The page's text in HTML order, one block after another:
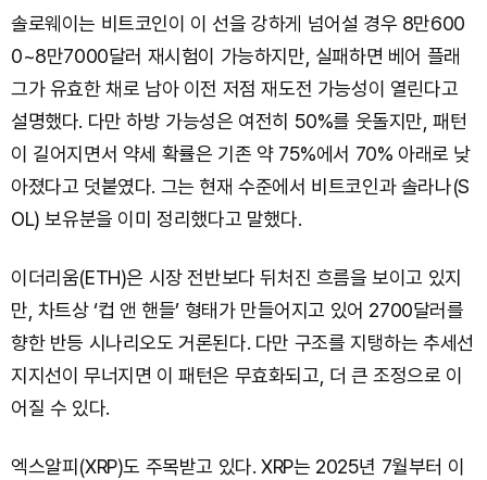
솔로웨이는 비트코인이 이 선을 강하게 넘어설 경우 8만600
0~8만7000달러 재시험이 가능하지만, 실패하면 베어 플래
그가 유효한 채로 남아 이전 저점 재도전 가능성이 열린다고
설명했다. 다만 하방 가능성은 여전히 50%를 웃돌지만, 패턴
이 길어지면서 약세 확률은 기존 약 75%에서 70% 아래로 낮
아졌다고 덧붙였다. 그는 현재 수준에서 비트코인과 솔라나(S
OL) 보유분을 이미 정리했다고 말했다.
이더리움(ETH)은 시장 전반보다 뒤처진 흐름을 보이고 있지
만, 차트상 ‘컵 앤 핸들’ 형태가 만들어지고 있어 2700달러를
향한 반등 시나리오도 거론된다. 다만 구조를 지탱하는 추세선
지지선이 무너지면 이 패턴은 무효화되고, 더 큰 조정으로 이
어질 수 있다.
엑스알피(XRP)도 주목받고 있다. XRP는 2025년 7월부터 이